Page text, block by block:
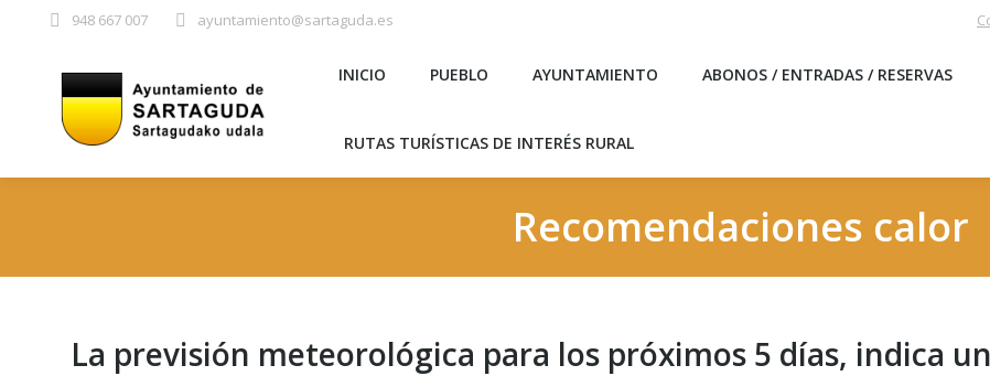
948 667 007 ayuntamiento@sartaguda.es
INICIO PUEBLO AYUNTAMIENTO ABONOS / ENTRADAS / RESERVAS
RUTAS TURÍSTICAS DE INTERÉS RURAL
Recomendaciones calor
La previsión meteorológica para los próximos 5 días, indica
ABONOS / ENTRADAS /